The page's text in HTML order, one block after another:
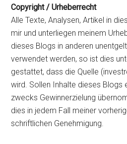
Copyright / Urheberrecht
Alle Texte, Analysen, Artikel in
mir und unterliegen meinem
dieses Blogs in anderen
verwendet werden, so ist dies
gestattet, dass die Quelle
wird. Sollen Inhalte dieses Blogs
zwecks Gewinnerzielung
dies in jedem Fall meiner
schriftlichen Genehmigung.